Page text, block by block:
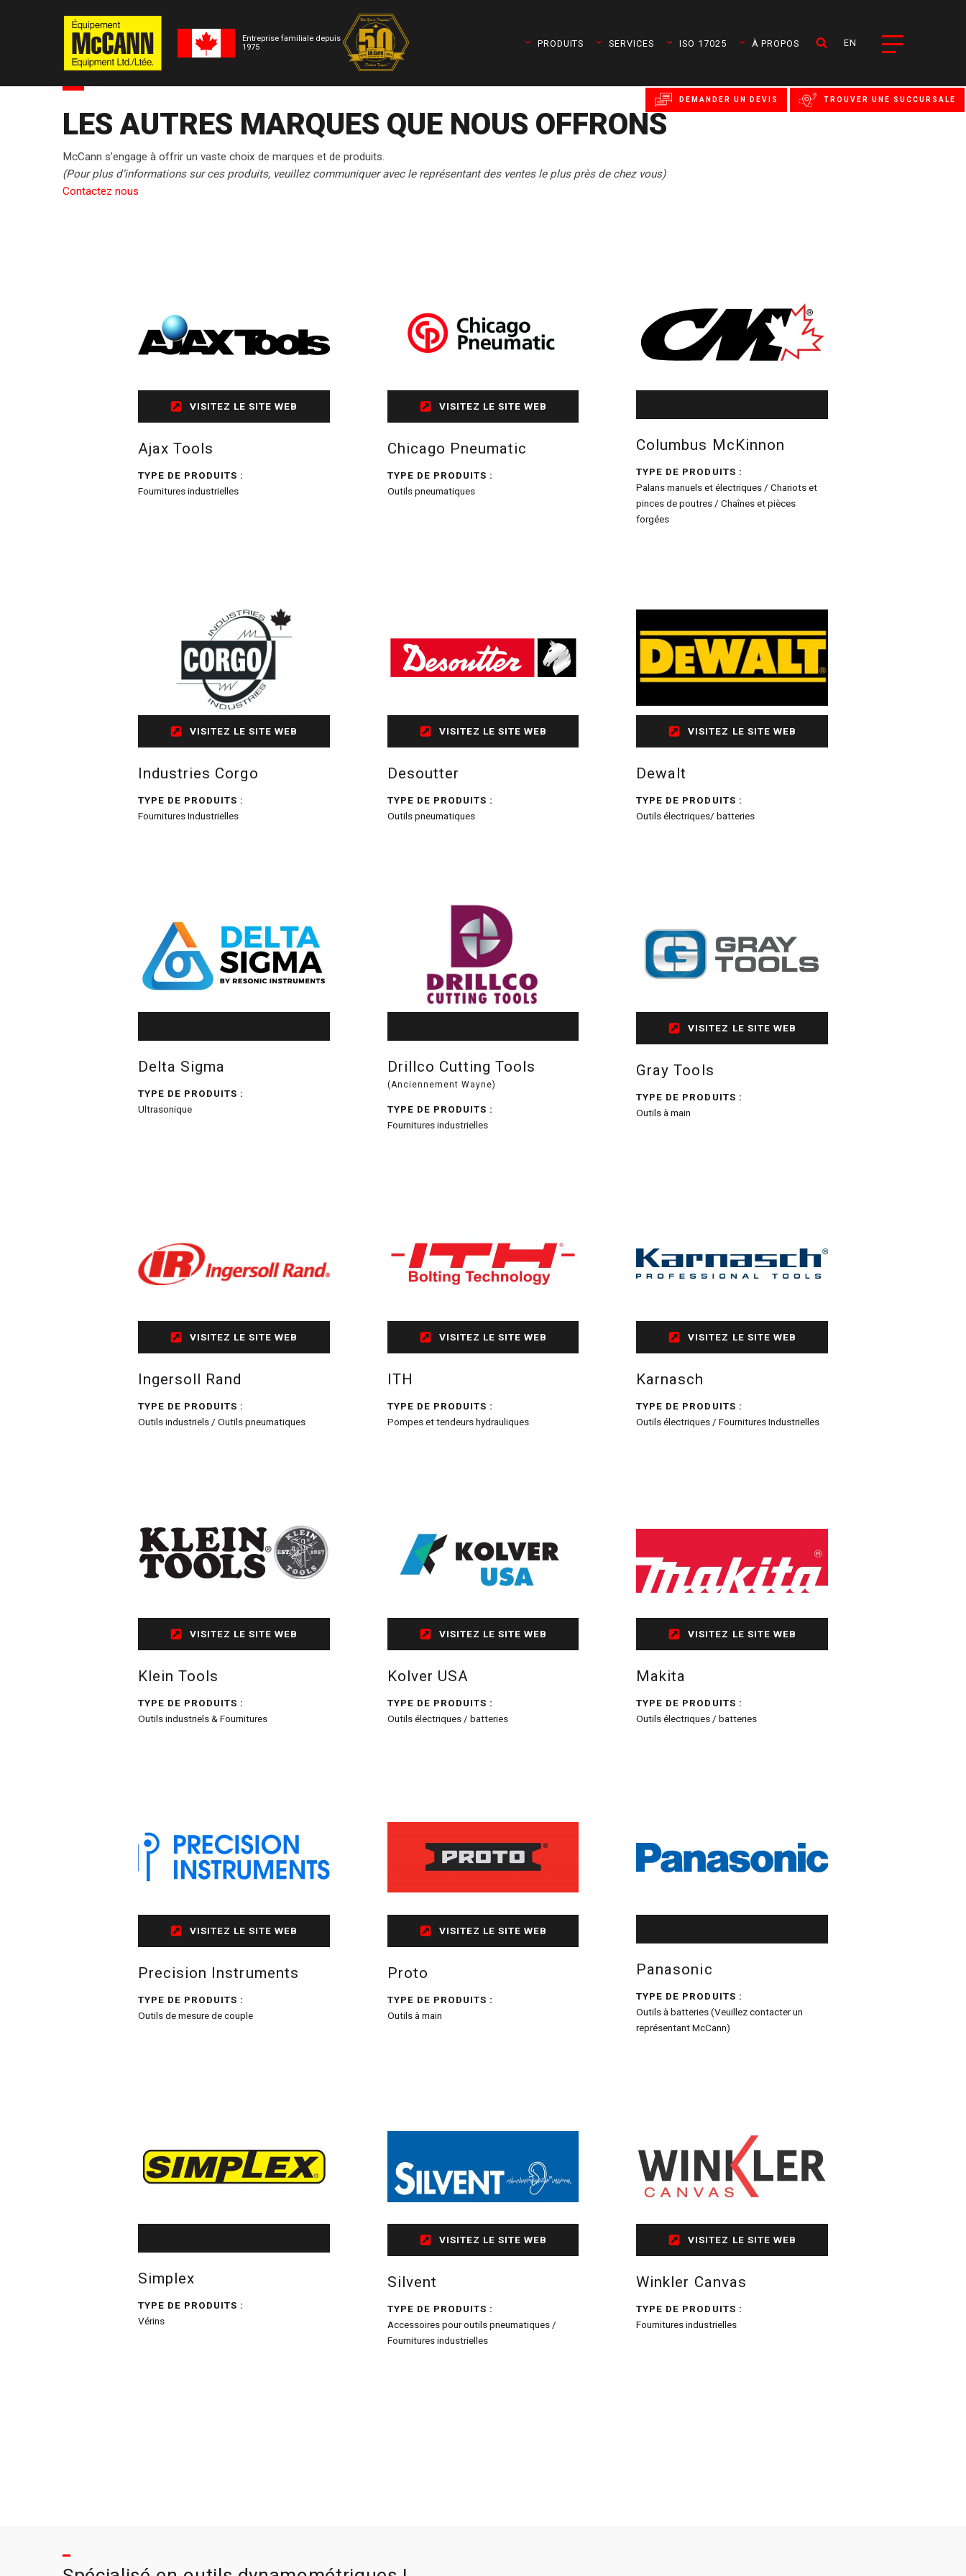
Entreprise familiale depuis
1975
PRODUITS SERVICES ISO 17025 À PROPOS EN
LES AUTRES MARQUES QUE NOUS OFFRONS
McCann s’engage à offrir un vaste choix de marques et de produits.
(Pour plus d’informations sur ces produits, veuillez communiquer avec le représentant des ventes le plus près de chez vous)
Contactez nous
VISITEZ LE SITE WEB
Ajax Tools
TYPE DE PRODUITS :
Fournitures industrielles
VISITEZ LE SITE WEB
Chicago Pneumatic
TYPE DE PRODUITS :
Outils pneumatiques
Columbus McKinnon
TYPE DE PRODUITS :
Palans manuels et électriques / Chariots et
pinces de poutres / Chaînes et pièces
forgées
VISITEZ LE SITE WEB
Industries Corgo
TYPE DE PRODUITS :
Fournitures Industrielles
VISITEZ LE SITE WEB
Desoutter
TYPE DE PRODUITS :
Outils pneumatiques
VISITEZ LE SITE WEB
Dewalt
TYPE DE PRODUITS :
Outils électriques/ batteries
Delta Sigma
TYPE DE PRODUITS :
Ultrasonique
Drillco Cutting Tools
(Anciennement Wayne)
TYPE DE PRODUITS :
Fournitures industrielles
VISITEZ LE SITE WEB
Gray Tools
TYPE DE PRODUITS :
Outils à main
VISITEZ LE SITE WEB
Ingersoll Rand
TYPE DE PRODUITS :
Outils industriels / Outils pneumatiques
VISITEZ LE SITE WEB
ITH
TYPE DE PRODUITS :
Pompes et tendeurs hydrauliques
VISITEZ LE SITE WEB
Karnasch
TYPE DE PRODUITS :
Outils électriques / Fournitures Industrielles
VISITEZ LE SITE WEB
Klein Tools
TYPE DE PRODUITS :
Outils industriels & Fournitures
VISITEZ LE SITE WEB
Kolver USA
TYPE DE PRODUITS :
Outils électriques / batteries
VISITEZ LE SITE WEB
Makita
TYPE DE PRODUITS :
Outils électriques / batteries
VISITEZ LE SITE WEB
Precision Instruments
TYPE DE PRODUITS :
Outils de mesure de couple
VISITEZ LE SITE WEB
Proto
TYPE DE PRODUITS :
Outils à main
Panasonic
TYPE DE PRODUITS :
Outils à batteries (Veuillez contacter un
représentant McCann)
Simplex
TYPE DE PRODUITS :
Vérins
VISITEZ LE SITE WEB
Silvent
TYPE DE PRODUITS :
Accessoires pour outils pneumatiques /
Fournitures industrielles
VISITEZ LE SITE WEB
Winkler Canvas
TYPE DE PRODUITS :
Fournitures industrielles
DEMANDER UN DEVIS TROUVER UNE SUCCURSALE